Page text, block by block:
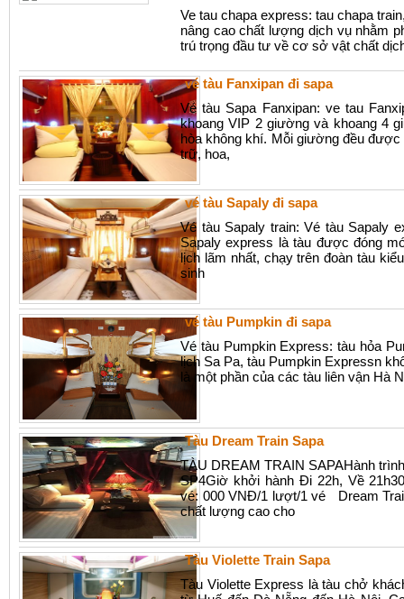
Ve tau chapa express: tau chapa
nâng cao chất lượng dịch vụ nhằm
trú trọng đầu tư về cơ sở vật chất
vé tàu Fanxipan đi sapa
Vé tàu Sapa Fanxipan: ve tau
khoang VIP 2 giường và khoang 4
hòa không khí. Mỗi giường đều
trữ, hoa,
vé tàu Sapaly đi sapa
Vé tàu Sapaly train: Vé tàu Sapaly
Sapaly express là tàu được đóng
lịch lãm nhất, chạy trên đoàn tàu
sinh
vé tàu Pumpkin đi sapa
Vé tàu Pumpkin Express: tàu hỏa
lịch Sa Pa, tàu Pumpkin Expressn
là một phần của các tàu liên vận Hà
Tàu Dream Train Sapa
TÀU DREAM TRAIN SAPAHành
SP4Giờ khởi hành Đi 22h, Về
vé: 000 VNĐ/1 lượt/1 vé Dream
chất lượng cao cho
Tàu Violette Train Sapa
Tàu Violette Express là tàu chở